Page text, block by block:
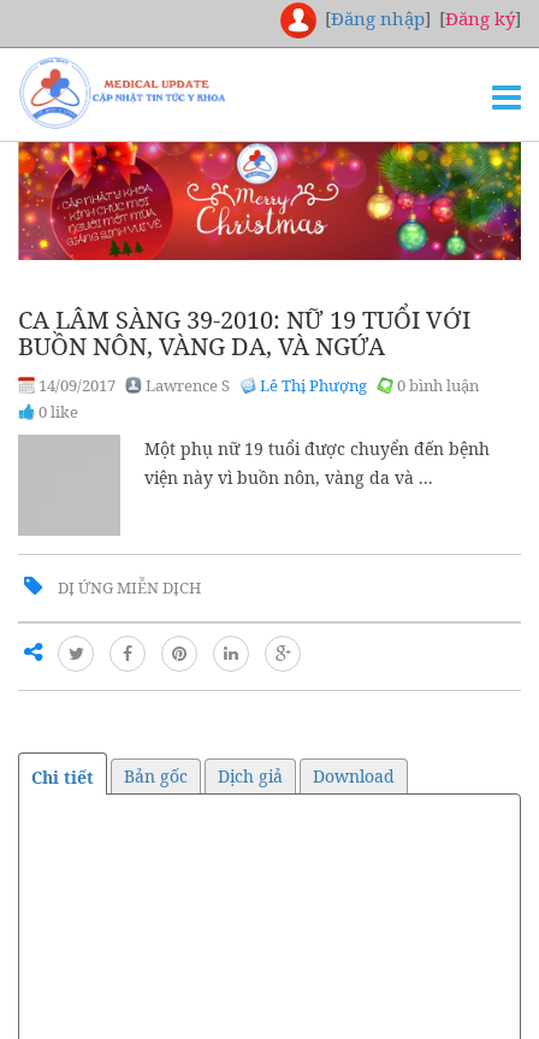
[Đăng nhập] [Đăng ký]
TRANG CHỦ
THƯ VIỆN
NGHIÊN CỨU
DOWNLOAD
CA LÂM SÀNG 39-2010: NỮ 19 TUỔI VỚI
BUỒN NÔN, VÀNG DA, VÀ NGỨA
14/09/2017 Lawrence S Lê Thị Phượng
0 bình luận
0 like
Một phụ nữ 19 tuổi được chuyển đến bệnh
viện này vì buồn nôn, vàng da và ...
DỊ ỨNG MIỄN DỊCH
Chi tiết Bản gốc Dịch giả Download